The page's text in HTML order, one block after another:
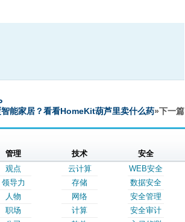
能家居？看看HomeKit葫芦里卖什么药»下一篇
管理
观点
领导力
人物
职场
技术
云计算
存储
网络
计算
安全
WEB安全
数据安全
安全管理
安全审计